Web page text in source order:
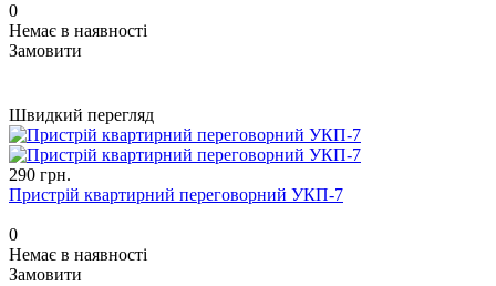
0
Немає в наявності
Замовити
Швидкий перегляд
290 грн.
Пристрій квартирний переговорний УКП-7
0
Немає в наявності
Замовити